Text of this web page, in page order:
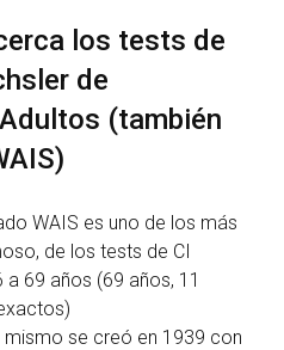
los tests de
de
(también
WAIS es uno de los más
de los tests de CI
69 años (69 años, 11
se creó en 1939 con